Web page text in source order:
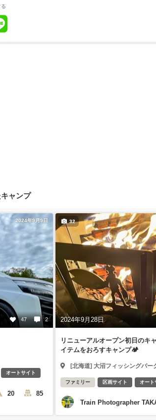
ャンプ
2024年9月9日
47 2
オートサイト
20 85
2024年9月28日
32
リニューアルオープン初日のキ
イテムをおろすキャンプ🏕️
[北海道] 大沼フィッシングパー
ファミリー 区画サイト オート
Train Photographer